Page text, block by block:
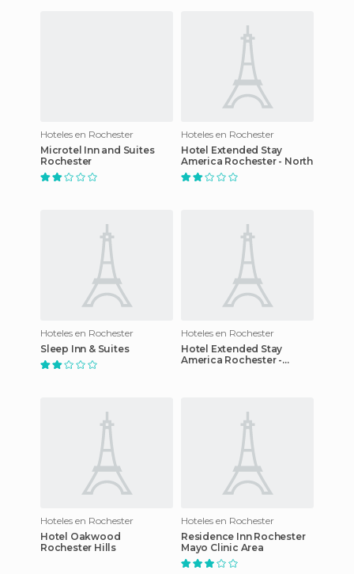
Hoteles en Rochester
Microtel Inn and Suites
Rochester
Hoteles en Rochester
Hotel Extended Stay
America Rochester - North
Hoteles en Rochester
Sleep Inn & Suites
Hoteles en Rochester
Hotel Extended Stay
America Rochester -
Hoteles en Rochester
Hotel Oakwood
Rochester Hills
Hoteles en Rochester
Residence Inn Rochester
Mayo Clinic Area